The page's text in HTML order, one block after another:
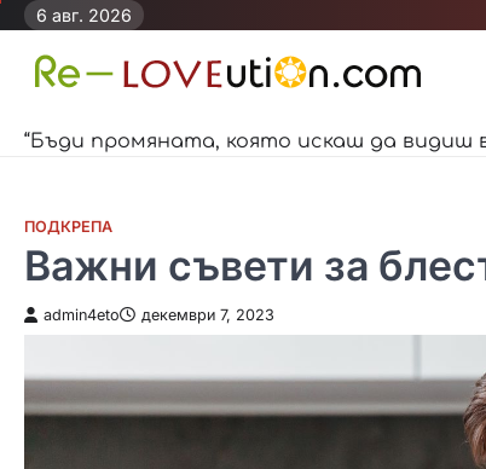
Skip
content
6 авг. 2026
“Бъди промяната, която искаш да видиш
ПОДКРЕПА
Важни съвети за
admin4eto декември 7, 2023